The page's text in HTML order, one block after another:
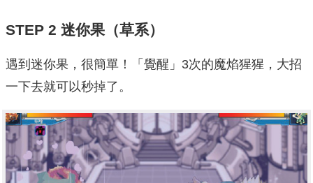
STEP 2 迷你果 （草系）
遇到迷你果，很簡單！「覺醒」3次的魔焰猩猩，大招
一下去就可以秒掉了。